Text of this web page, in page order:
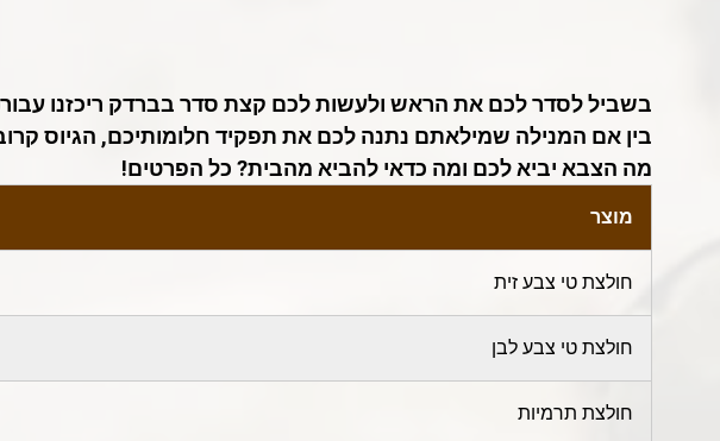
בשביל לסדר לכם את הראש ולעשות לכם קצת סדר בברדק ריכזנו
בין אם המנילה שמילאתם נתנה לכם את תפקיד חלומותיכם, הגיוס
מה הצבא יביא לכם ומה כדאי להביא מהבית? כל הפרטים!
מוצר
חולצת טי צבע זית
חולצת טי צבע לבן
חולצת תרמיות